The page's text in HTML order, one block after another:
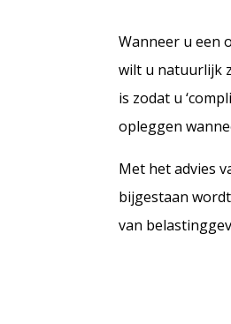
Wanneer u een
wilt u natuurlijk
is zodat u
opleggen
Met het advies
bijgestaan
van